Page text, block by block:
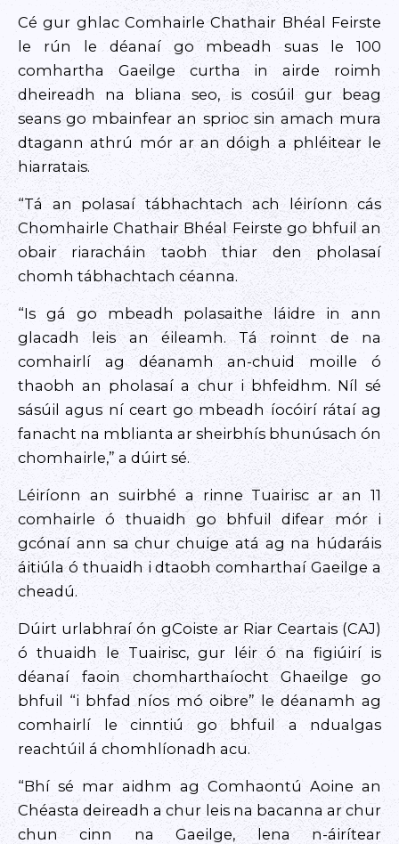
Cé gur ghlac Comhairle Chathair Bhéal Feirste
le rún le déanaí go mbeadh suas le 100
comhartha Gaeilge curtha in airde roimh
dheireadh na bliana seo, is cosúil gur beag
seans go mbainfear an sprioc sin amach mura
dtagann athrú mór ar an dóigh a phléitear le
hiarratais.
“Tá an polasaí tábhachtach ach léiríonn cás
Chomhairle Chathair Bhéal Feirste go bhfuil an
obair riaracháin taobh thiar den pholasaí
chomh tábhachtach céanna.
“Is gá go mbeadh polasaithe láidre in ann
glacadh leis an éileamh. Tá roinnt de na
comhairlí ag déanamh an-chuid moille ó
thaobh an pholasaí a chur i bhfeidhm. Níl sé
sásúil agus ní ceart go mbeadh íocóirí rátaí ag
fanacht na mblianta ar sheirbhís bhunúsach ón
chomhairle,” a dúirt sé.
Léiríonn an suirbhé a rinne Tuairisc ar an 11
comhairle ó thuaidh go bhfuil difear mór i
gcónaí ann sa chur chuige atá ag na húdaráis
áitiúla ó thuaidh i dtaobh comharthaí Gaeilge a
cheadú.
Dúirt urlabhraí ón gCoiste ar Riar Ceartais (CAJ)
ó thuaidh le Tuairisc, gur léir ó na figiúirí is
déanaí faoin chomharthaíocht Ghaeilge go
bhfuil “i bhfad níos mó oibre” le déanamh ag
comhairlí le cinntiú go bhfuil a ndualgas
reachtúil á chomhlíonadh acu.
“Bhí sé mar aidhm ag Comhaontú Aoine an
Chéasta deireadh a chur leis na bacanna ar chur
chun cinn na Gaeilge, lena n-áirítear